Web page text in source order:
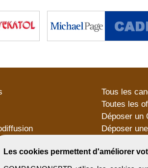
Les cookies permettent d'améliorer
Tous les
Toutes les
Déposer un
Déposer